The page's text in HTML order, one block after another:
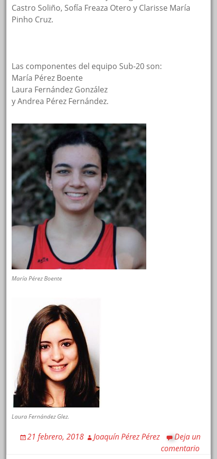
Castro Soliño, Sofía Freaza Otero y Clarisse María
Pinho Cruz.
Las componentes del equipo Sub-20 son:
María Pérez Boente
Laura Fernández González
y Andrea Pérez Fernández.
María Pérez Boente
Laura Fernández Glez.
21 febrero, 2018 Joaquín Pérez Pérez
Deja un
comentario